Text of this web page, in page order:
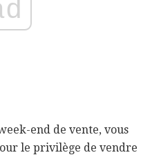
end de vente, vous
le privilège de vendre